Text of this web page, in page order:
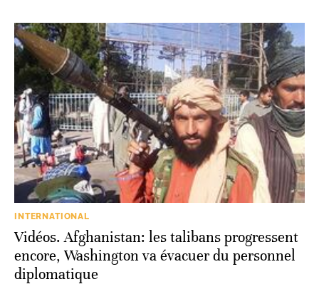
INTERNATIONAL
Vidéos. Afghanistan: les talibans progressent
encore, Washington va évacuer du personnel
diplomatique